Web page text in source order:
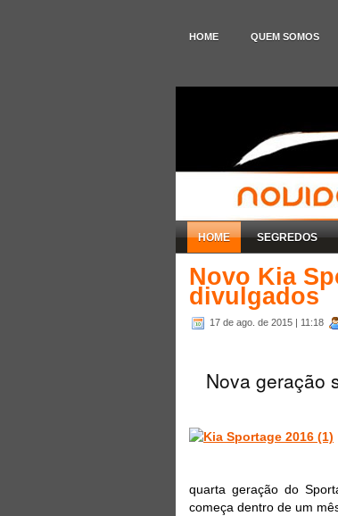
HOME QUEM SOMOS
HOME SEGREDOS
Novo Kia
divulgados
17 de ago. de 2015 | 11:18
Nova geração
quarta geração do
começa dentro de um